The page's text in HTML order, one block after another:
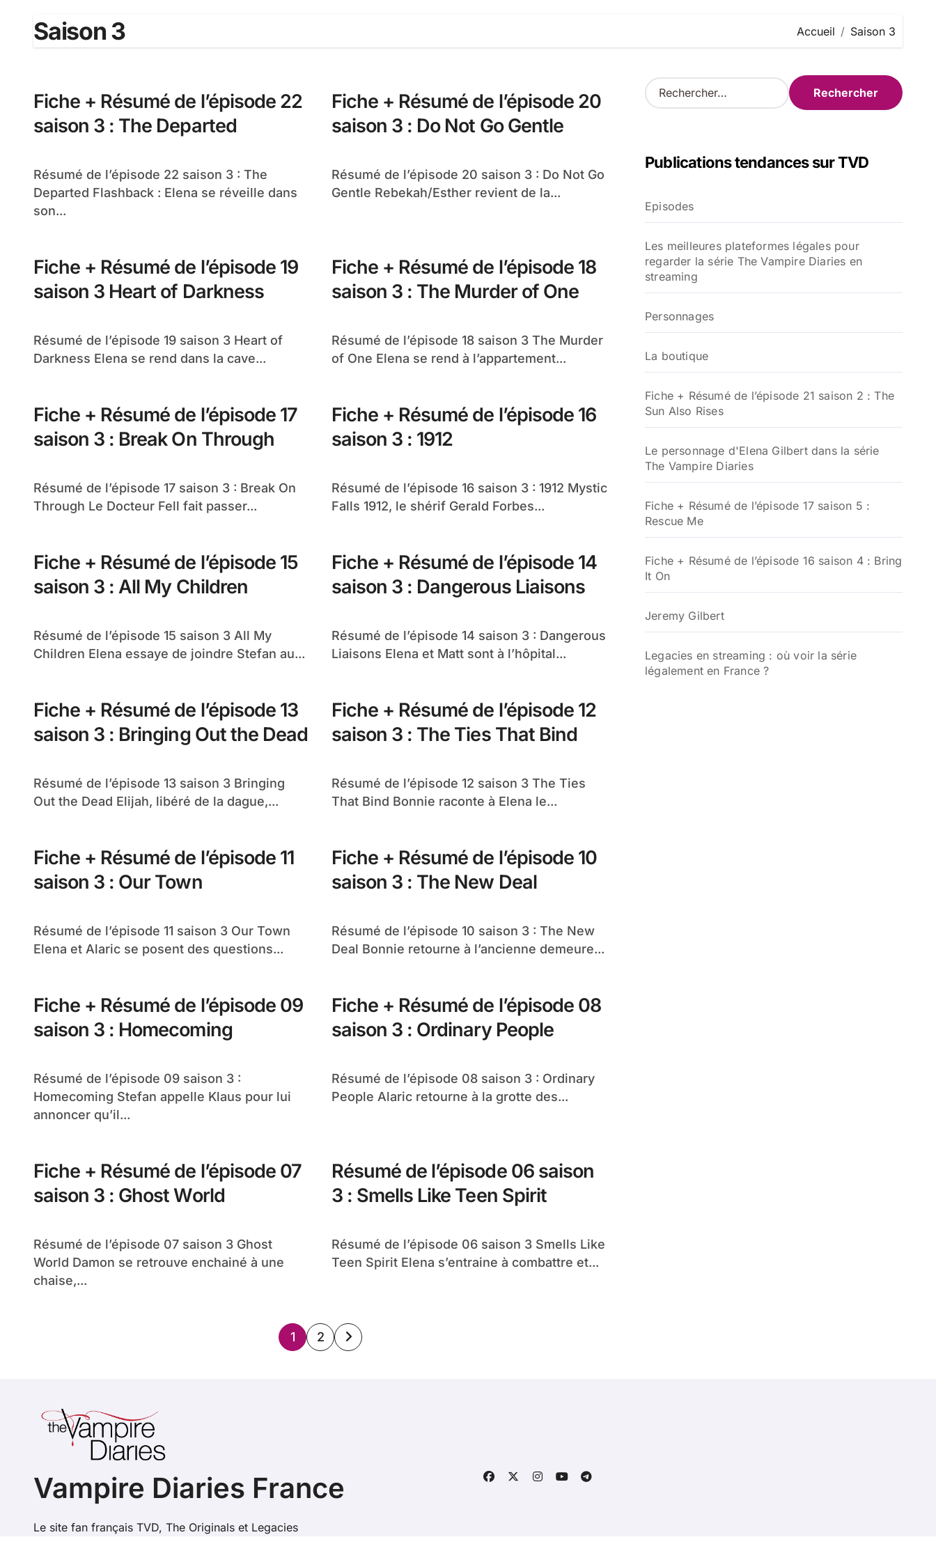
Saison 3 Accueil Saison 3
Fiche + Résumé de l’épisode 22
saison 3 : The Departed
Résumé de l’épisode 22 saison 3 : The
Departed Flashback : Elena se réveille dans
son...
Fiche + Résumé de l’épisode 20
saison 3 : Do Not Go Gentle
Résumé de l’épisode 20 saison 3 : Do Not Go
Gentle Rebekah/Esther revient de la...
Fiche + Résumé de l’épisode 19
saison 3 Heart of Darkness
Résumé de l’épisode 19 saison 3 Heart of
Darkness Elena se rend dans la cave...
Fiche + Résumé de l’épisode 18
saison 3 : The Murder of One
Résumé de l’épisode 18 saison 3 The Murder
of One Elena se rend à l’appartement...
Fiche + Résumé de l’épisode 17
saison 3 : Break On Through
Résumé de l’épisode 17 saison 3 : Break On
Through Le Docteur Fell fait passer...
Fiche + Résumé de l’épisode 16
saison 3 : 1912
Résumé de l’épisode 16 saison 3 : 1912 Mystic
Falls 1912, le shérif Gerald Forbes...
Fiche + Résumé de l’épisode 15
saison 3 : All My Children
Résumé de l’épisode 15 saison 3 All My
Children Elena essaye de joindre Stefan au...
Fiche + Résumé de l’épisode 14
saison 3 : Dangerous Liaisons
Résumé de l’épisode 14 saison 3 : Dangerous
Liaisons Elena et Matt sont à l’hôpital...
Fiche + Résumé de l’épisode 13
saison 3 : Bringing Out the Dead
Résumé de l’épisode 13 saison 3 Bringing
Out the Dead Elijah, libéré de la dague,...
Fiche + Résumé de l’épisode 12
saison 3 : The Ties That Bind
Résumé de l’épisode 12 saison 3 The Ties
That Bind Bonnie raconte à Elena le...
Fiche + Résumé de l’épisode 11
saison 3 : Our Town
Résumé de l’épisode 11 saison 3 Our Town
Elena et Alaric se posent des questions...
Fiche + Résumé de l’épisode 10
saison 3 : The New Deal
Résumé de l’épisode 10 saison 3 : The New
Deal Bonnie retourne à l’ancienne demeure...
Fiche + Résumé de l’épisode 09
saison 3 : Homecoming
Résumé de l’épisode 09 saison 3 :
Homecoming Stefan appelle Klaus pour lui
annoncer qu’il...
Fiche + Résumé de l’épisode 08
saison 3 : Ordinary People
Résumé de l’épisode 08 saison 3 : Ordinary
People Alaric retourne à la grotte des...
Fiche + Résumé de l’épisode 07
saison 3 : Ghost World
Résumé de l’épisode 07 saison 3 Ghost
World Damon se retrouve enchainé à une
chaise,...
Résumé de l’épisode 06 saison
3 : Smells Like Teen Spirit
Résumé de l’épisode 06 saison 3 Smells Like
Teen Spirit Elena s’entraine à combattre et...
Pagination
1 2
R
e
r
e
r
:
Publications tendances sur TVD
Episodes
Les meilleures plateformes légales pour
regarder la série The Vampire Diaries en
streaming
Personnages
La boutique
Fiche + Résumé de l’épisode 21 saison 2 : The
Sun Also Rises
Le personnage d'Elena Gilbert dans la série
The Vampire Diaries
Fiche + Résumé de l’épisode 17 saison 5 :
Rescue Me
Fiche + Résumé de l’épisode 16 saison 4 : Bring
It On
Jeremy Gilbert
Legacies en streaming : où voir la série
légalement en France ?
Vampire Diaries France
Le site fan français TVD, The Originals et Legacies